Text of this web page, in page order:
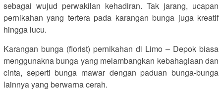
sebagai wujud perwakilan kehadiran. Tak jarang, ucapan
pernikahan yang tertera pada karangan bunga juga kreatif
hingga lucu.
Karangan bunga (florist) pernikahan di Limo – Depok biasa
menggunakna bunga yang melambangkan kebahagiaan dan
cinta, seperti bunga mawar dengan paduan bunga-bunga
lainnya yang berwarna cerah.